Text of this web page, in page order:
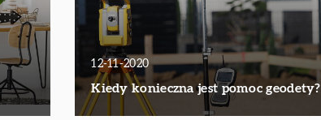
12-11-2020
Kiedy konieczna jest pomoc geodety?